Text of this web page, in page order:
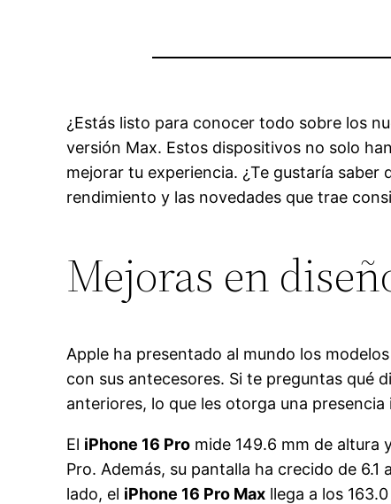
¿Estás listo para conocer todo sobre los
versión Max. Estos dispositivos no solo
mejorar tu experiencia. ¿Te gustaría
rendimiento y las novedades que trae
Mejoras en
Apple ha presentado al mundo los modelos
con sus antecesores. Si te preguntas qué
anteriores, lo que les otorga una presencia
El iPhone 16 Pro mide 149.6 mm de altura
Pro. Además, su pantalla ha crecido de 6.1
lado, el iPhone 16 Pro Max llega a los